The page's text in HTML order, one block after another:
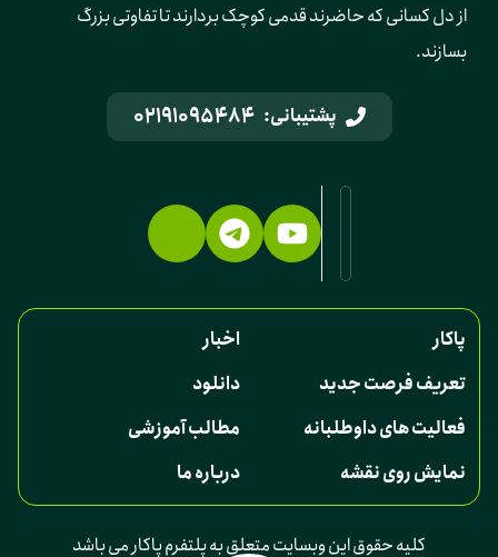
از دل کسانی که حاضرند قدمی کوچک بردارند تا تفاوتی بزرگ
بسازند.
پشتیبانی: 02191095484
پاکار
اخبار
تعریف فرصت جدید
دانلود
فعالیت های داوطلبانه
مطالب آموزشی
نمایش روی نقشه
درباره ما
کلیه حقوق این وبسایت متعلق به پلتفرم پاکار می باشد